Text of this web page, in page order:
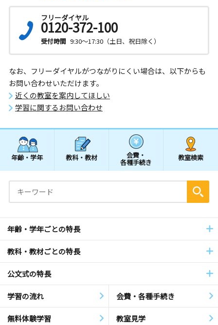
フリーダイヤル
0120-372-100
受付時間 9:30～17:30（土日、祝日除く）
なお、フリーダイヤルがつながりにくい場合は、以下からも
お問い合わせいただけます。
近くの教室を案内してほしい
学習に関するお問い合わせ
年齢・学年 教科・教材 会費・
各種手続き
教室検索
年齢・学年ごとの特長
教科・教材ごとの特長
公文式の特長
学習の流れ 会費・各種手続き
無料体験学習 教室見学